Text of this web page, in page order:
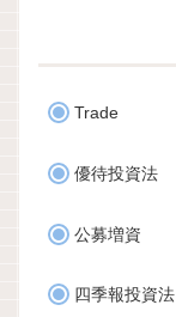
Trade
優待投資法
公募増資
四季報投資法